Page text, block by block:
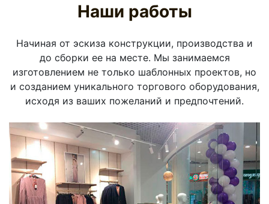
Наши работы
Начиная от эскиза конструкции, производства и
до сборки ее на месте. Мы занимаемся
изготовлением не только шаблонных проектов, но
и созданием уникального торгового оборудования,
исходя из ваших пожеланий и предпочтений.